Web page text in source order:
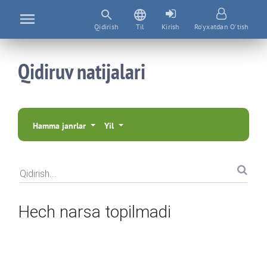
Qidirish Til Kirish Ro'yxatdan O'tish
Qidiruv natijalari
Hamma janrlar Yil
Qidirish...
Hech narsa topilmadi